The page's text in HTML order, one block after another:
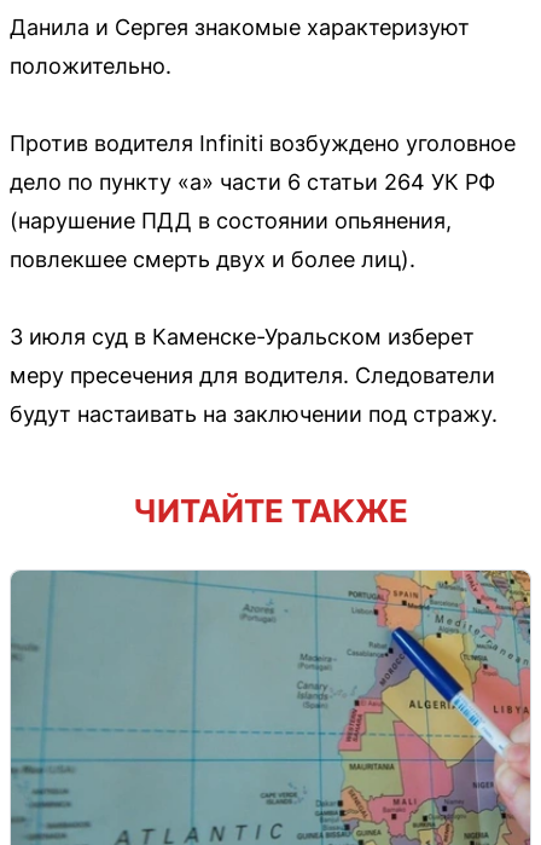
Данила и Сергея знакомые характеризуют
положительно.
Против водителя Infiniti возбуждено уголовное
дело по пункту «а» части 6 статьи 264 УК РФ
(нарушение ПДД в состоянии опьянения,
повлекшее смерть двух и более лиц).
3 июля суд в Каменске-Уральском изберет
меру пресечения для водителя. Следователи
будут настаивать на заключении под стражу.
ЧИТАЙТЕ ТАКЖЕ